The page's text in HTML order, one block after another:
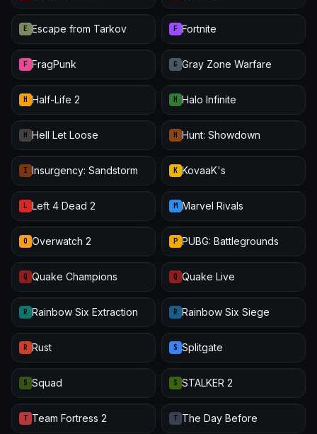
E Escape from Tarkov F Fortnite
F FragPunk G Gray Zone Warfare
H Half-Life 2 H Halo Infinite
H Hell Let Loose H Hunt: Showdown
I Insurgency: Sandstorm K KovaaK's
L Left 4 Dead 2 M Marvel Rivals
O Overwatch 2 P PUBG: Battlegrounds
Q Quake Champions Q Quake Live
R Rainbow Six Extraction R Rainbow Six Siege
R Rust S Splitgate
S Squad S STALKER 2
T Team Fortress 2 T The Day Before